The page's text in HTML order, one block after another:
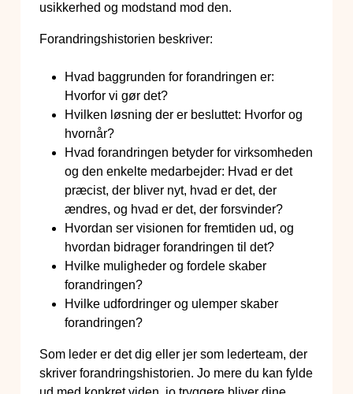
usikkerhed og modstand mod den.
Forandringshistorien beskriver:
Hvad baggrunden for forandringen er:
Hvorfor vi gør det?
Hvilken løsning der er besluttet: Hvorfor og
hvornår?
Hvad forandringen betyder for virksomheden
og den enkelte medarbejder: Hvad er det
præcist, der bliver nyt, hvad er det, der
ændres, og hvad er det, der forsvinder?
Hvordan ser visionen for fremtiden ud, og
hvordan bidrager forandringen til det?
Hvilke muligheder og fordele skaber
forandringen?
Hvilke udfordringer og ulemper skaber
forandringen?
Som leder er det dig eller jer som lederteam, der
skriver forandringshistorien. Jo mere du kan fylde